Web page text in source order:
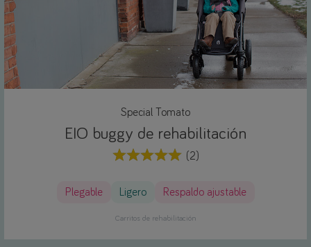
Special Tomato
EIO buggy de rehabilitación
(2)
Plegable Ligero Respaldo ajustable
Carritos de rehabilitación